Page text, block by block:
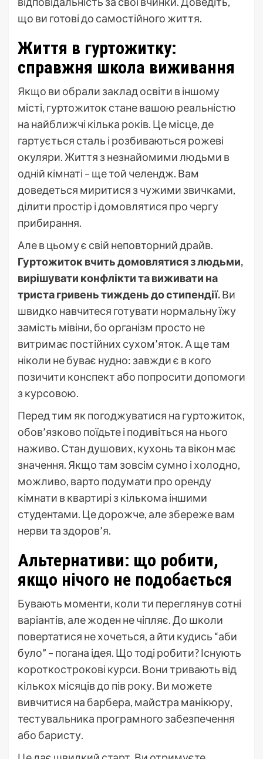
що ви готові до самостійного життя.
Життя в гуртожитку:
справжня школа виживання
Якщо ви обрали заклад освіти в іншому
місті, гуртожиток стане вашою реальністю
на найближчі кілька років. Це місце, де
гартується сталь і розбиваються рожеві
окуляри. Життя з незнайомими людьми в
одній кімнаті – ще той челендж. Вам
доведеться миритися з чужими звичками,
ділити простір і домовлятися про чергу
прибирання.
Але в цьому є свій неповторний драйв.
Гуртожиток вчить домовлятися з людьми,
вирішувати конфлікти та виживати на
триста гривень тиждень до стипендії.Ви
швидко навчитеся готувати нормальну їжу
замість мівіни, бо організм просто не
витримає постійних сухом’яток. А ще там
ніколи не буває нудно: завжди є в кого
позичити конспект або попросити допомоги
з курсовою.
Перед тим як погоджуватися на гуртожиток,
обов’язково поїдьте і подивіться на нього
наживо. Стан душових, кухонь та вікон має
значення. Якщо там зовсім сумно і холодно,
можливо, варто подумати про оренду
кімнати в квартирі з кількома іншими
студентами. Це дорожче, але збереже вам
нерви та здоров’я.
Альтернативи: що робити,
якщо нічого не подобається
Бувають моменти, коли ти переглянув сотні
варіантів, але жоден не чіпляє. До школи
повертатися не хочеться, а йти кудись “аби
було” – погана ідея. Що тоді робити? Існують
короткострокові курси. Вони тривають від
кількох місяців до пів року. Ви можете
вивчитися на барбера, майстра манікюру,
тестувальника програмного забезпечення
або баристу.